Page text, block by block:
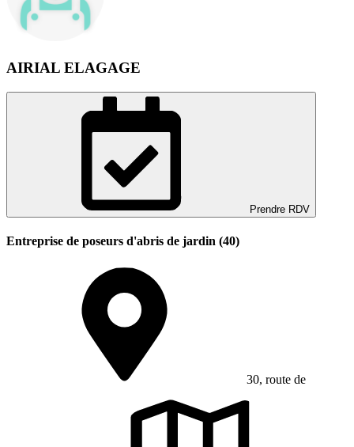
AIRIAL ELAGAGE
Prendre RDV
Entreprise de poseurs d'abris de jardin (40)
30, route de